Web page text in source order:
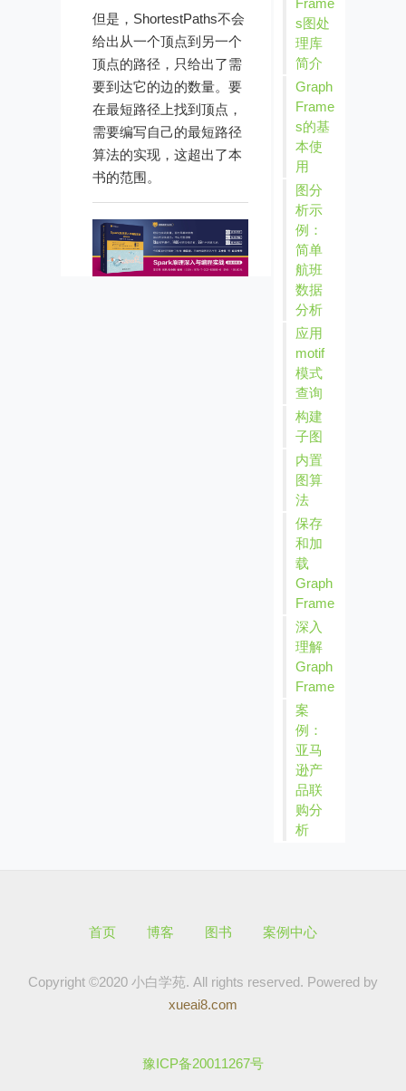
但是，ShortestPaths不会
给出从一个顶点到另一个
顶点的路径，只给出了需
要到达它的边的数量。要
在最短路径上找到顶点，
需要编写自己的最短路径
算法的实现，这超出了本
书的范围。
Frame
s图处
理库
简介
Graph
Frame
s的基
本使
用
图分
析示
例：
简单
航班
数据
分析
应用
motif
模式
查询
构建
子图
内置
图算
法
保存
和加
载
Graph
Frame
深入
理解
Graph
Frame
案
例：
亚马
逊产
品联
购分
析
首页 博客 图书 案例中心
Copyright ©2020 小白学苑. All rights reserved. Powered by
xueai8.com
豫ICP备20011267号